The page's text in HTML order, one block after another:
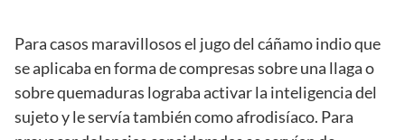
Para casos maravillosos el jugo del cáñamo indio que
se aplicaba en forma de compresas sobre una llaga o
sobre quemaduras lograba activar la inteligencia del
sujeto y le servía también como afrodisíaco. Para